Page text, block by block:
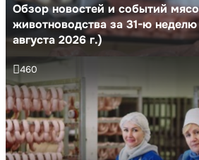
Обзор новостей и событий
животноводства за 31-ю
августа 2026 г.)
460